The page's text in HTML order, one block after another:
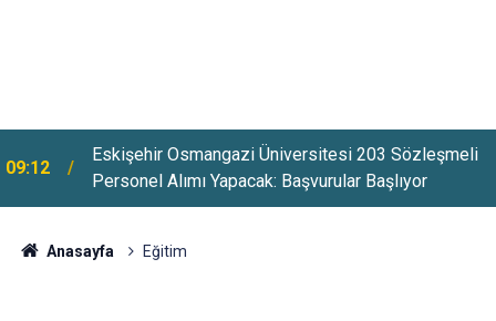
09:12
Eskişehir Osmangazi Üniversitesi 203 Sözleşmeli
Personel Alımı Yapacak: Başvurular Başlıyor
Anasayfa Eğitim